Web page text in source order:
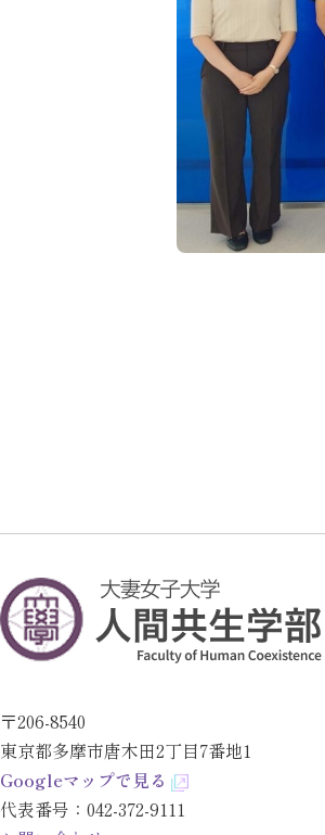
〒206-8540
東京都多摩市唐木田2丁目7番地1
Googleマップで見る
代表番号： 042-372-9111